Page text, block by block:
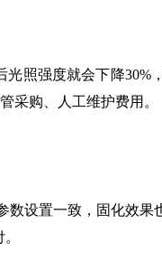
强度就会下降30%
采购、人工维护费用。
设置一致，固化效果